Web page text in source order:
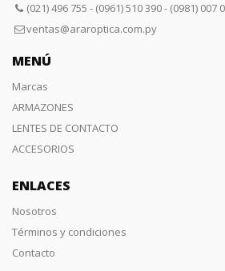
(021) 496 755 - (0961) 510 390 - (0981) 007
ventas@araroptica.com.py
MENÚ
Marcas
ARMAZONES
LENTES DE CONTACTO
ACCESORIOS
ENLACES
Nosotros
Términos y condiciones
Contacto